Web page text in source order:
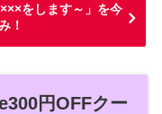
をします～」を今
！
円OFFクー